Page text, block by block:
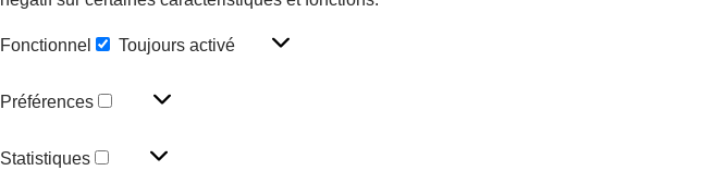
Fonctionnel Toujours activé
Préférences
Statistiques